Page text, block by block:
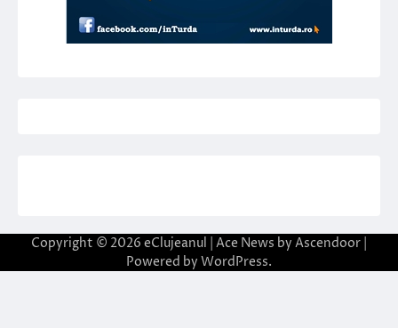
Copyright © 2026 eClujeanul | Ace News by Ascendoor
Powered by WordPress.